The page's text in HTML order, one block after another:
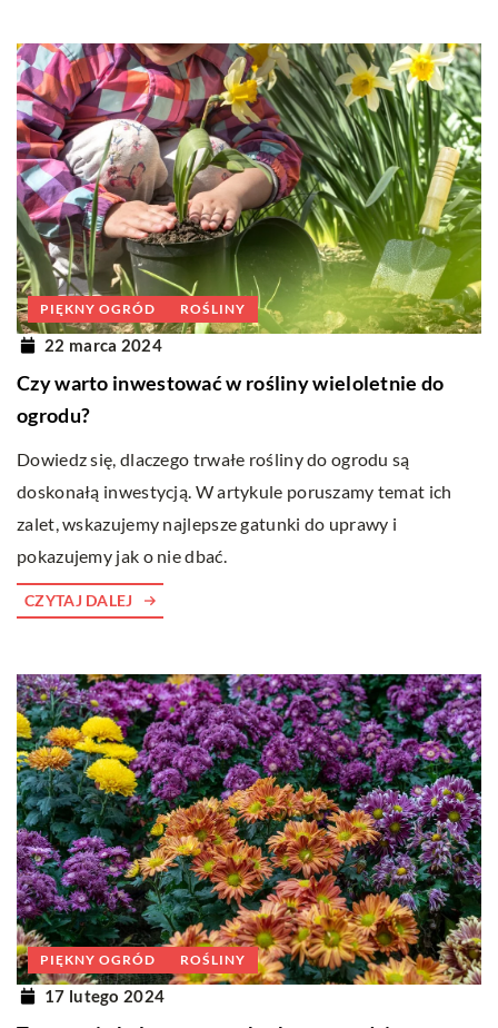
PIĘKNY OGRÓD ROŚLINY
22 marca 2024
Czy warto inwestować w rośliny wieloletnie do
ogrodu?
Dowiedz się, dlaczego trwałe rośliny do ogrodu są
doskonałą inwestycją. W artykule poruszamy temat ich
zalet, wskazujemy najlepsze gatunki do uprawy i
pokazujemy jak o nie dbać.
CZYTAJ DALEJ
PIĘKNY OGRÓD ROŚLINY
17 lutego 2024